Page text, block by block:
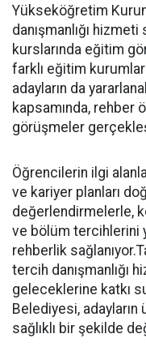
Yükseköğretim
danışmanlığı
kurslarında eğitim
farklı eğitim
adayların da
kapsamında, rehber
görüşmeler
Öğrencilerin ilgi
ve kariyer planları
değerlendirmelerle,
ve bölüm tercihlerini
rehberlik
tercih danışmanlığı
geleceklerine katkı
Belediyesi,
sağlıklı bir şekilde